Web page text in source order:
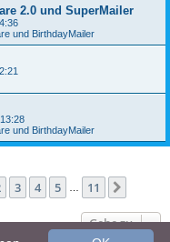
2.0 und SuperMailer
und BirthdayMailer
und BirthdayMailer
11
3 4 5 11
Gehe zu